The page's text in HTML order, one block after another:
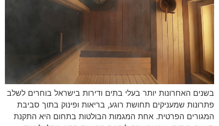
בשנים האחרונות יותר בעלי בתים ודירות בישראל בוחרים לשלב
פתרונות שמעניקים תחושת רוגע, בריאות ופינוק בתוך סביבת
המגורים הפרטית. אחת המגמות הבולטות בתחום היא התקנת